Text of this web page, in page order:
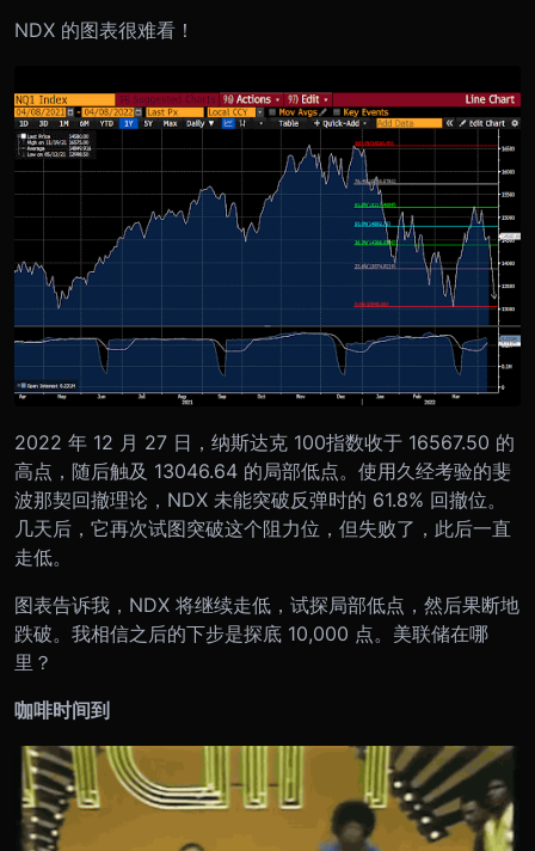
NDX 的图表很难看！
2022 年 12 月 27 日，纳斯达克 100指数收于 16567.50 的
高点，随后触及 13046.64 的局部低点。使用久经考验的斐
波那契回撤理论，NDX 未能突破反弹时的 61.8% 回撤位。
几天后，它再次试图突破这个阻力位，但失败了，此后一直
走低。
图表告诉我，NDX 将继续走低，试探局部低点，然后果断地
跌破。我相信之后的下步是探底 10,000 点。美联储在哪
里？
咖啡时间到